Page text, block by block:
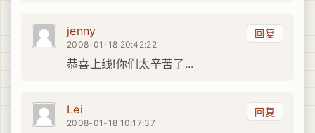
回复
jenny
2008-01-18 20:42:22
恭喜上线!你们太辛苦了...
回复
Lei
2008-01-18 10:17:37